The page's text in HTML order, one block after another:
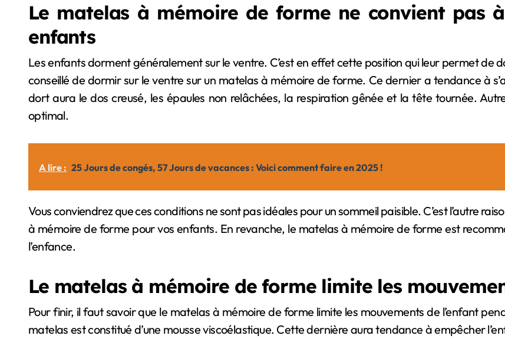
Le matelas à mémoire de forme ne convient pas
enfants
Les enfants dorment généralement sur le ventre. C’est en effet cette position qui leur permet de
conseillé de dormir sur le ventre sur un matelas à mémoire de forme. Ce dernier a tendance à
dort aura le dos creusé, les épaules non relâchées, la respiration gênée et la tête tournée.
optimal.
A lire : 25 Jours de congés, 57 Jours de vacances : Voici comment faire en 2025 !
Vous conviendrez que ces conditions ne sont pas idéales pour un sommeil paisible. C’est l’autre
à mémoire de forme pour vos enfants. En revanche, le matelas à mémoire de forme est
l’enfance.
Le matelas à mémoire de forme limite les
Pour finir, il faut savoir que le matelas à mémoire de forme limite les mouvements de l’enfant
matelas est constitué d’une mousse viscoélastique. Cette dernière aura tendance à empêcher